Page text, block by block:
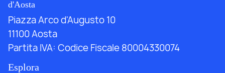
d'Aosta
Piazza Arco d'Augusto 10
11100 Aosta
Partita IVA: Codice Fiscale 80004330074
Esplora